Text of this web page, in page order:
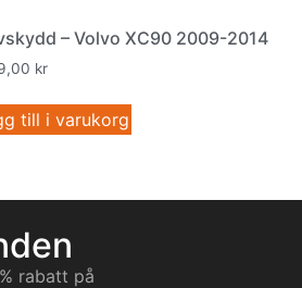
– Volvo XC90 2009-2014
kr
till i varukorg
rabatt på